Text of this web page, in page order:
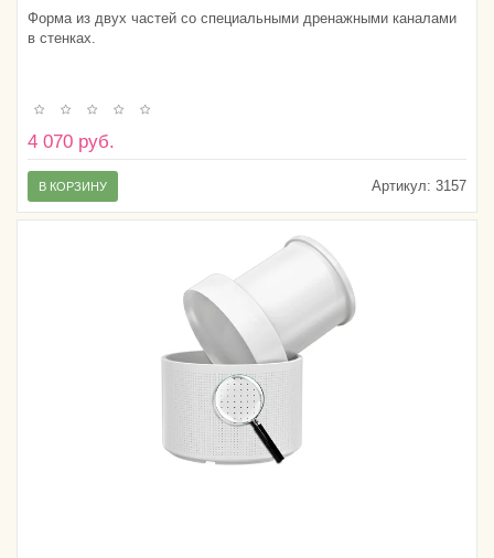
Форма из двух частей со специальными дренажными каналами
в стенках.
4 070 руб.
Артикул: 3157
В КОРЗИНУ